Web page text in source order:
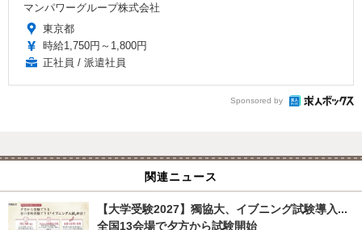
マンパワーグループ株式会社
東京都
時給1,750円～1,800円
正社員 / 派遣社員
Sponsored by
関連ニュース
【大学受験2027】獨協大、イブニング試験導入...
全国13会場で夕方から試験開始